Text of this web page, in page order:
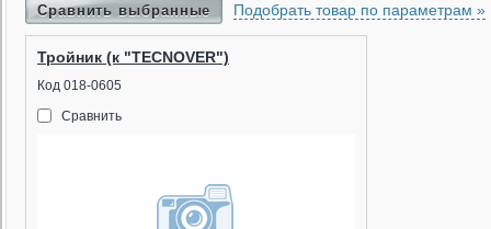
Сравнить выбранные Подобрать товар по параметрам »
Тройник (к "TECNOVER")
Код 018-0605
Сравнить